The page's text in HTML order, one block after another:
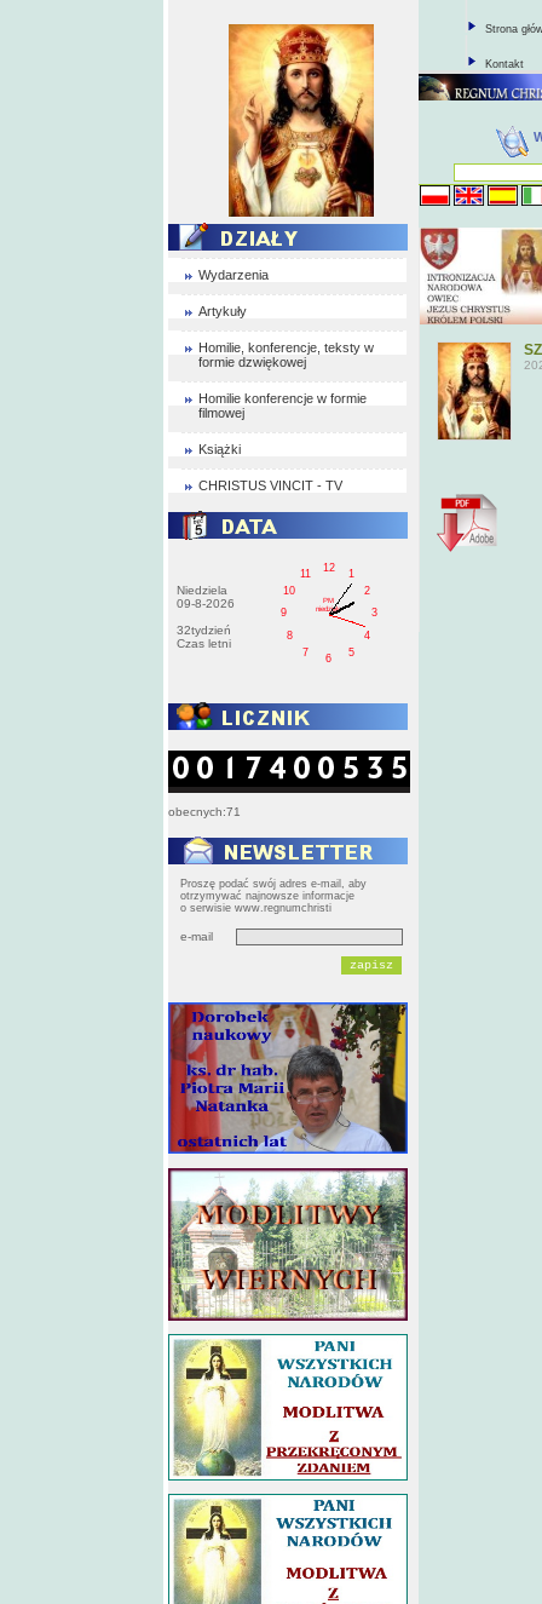
Wydarzenia
Artykuły
Homilie, konferencje, teksty w
formie dzwiękowej
Homilie konferencje w formie
filmowej
Książki
CHRISTUS VINCIT - TV
Niedziela
09-8-2026
32tydzień
Czas letni
1
2
3
4
5
6
7
8
9
10
11
12
PM
niedziela
obecnych:71
Proszę podać swój adres e-mail, aby
otrzymywać najnowsze informacje
o serwisie www.regnumchristi
e-mail
Strona
Kontakt